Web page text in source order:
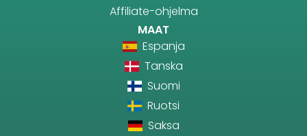
Affiliate-ohjelma
MAAT
Espanja
Tanska
Suomi
Ruotsi
Saksa